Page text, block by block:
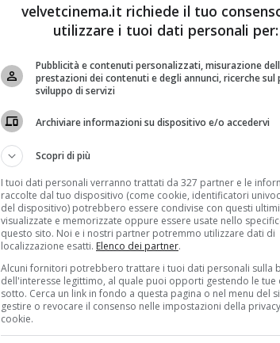
Timothée Chalamet in Dune: Parte Tre — il
messaggio politico di Paul Atreides
Redazione Velvet 9 Luglio 2026
Analisi di Dune Parte Tre con Timothée
come Villeneuve trasforma il trailer in
avvertimento sui leader carismatici e il culto
personalità.
Leggi di più
velvetcinema.it richiede il tuo
utilizzare i tuoi dati personali per:
Pubblicità e contenuti personalizzati, misurazione
prestazioni dei contenuti e degli annunci, ricerche sul
sviluppo di servizi
Archiviare informazioni su dispositivo e/o accedervi
Scopri di più
I tuoi dati personali verranno trattati da 327 partner e le
raccolte dal tuo dispositivo (come cookie, identificatori
del dispositivo) potrebbero essere condivise con questi
visualizzate e memorizzate oppure essere usate nello
questo sito. Noi e i nostri partner potremmo utilizzare dati di
localizzazione esatti. Elenco dei partner.
Alcuni fornitori potrebbero trattare i tuoi dati personali sulla
dell'interesse legittimo, al quale puoi opporti gestendo le tue
sotto. Cerca un link in fondo a questa pagina o nel menu del
gestire o revocare il consenso nelle impostazioni della
cookie.